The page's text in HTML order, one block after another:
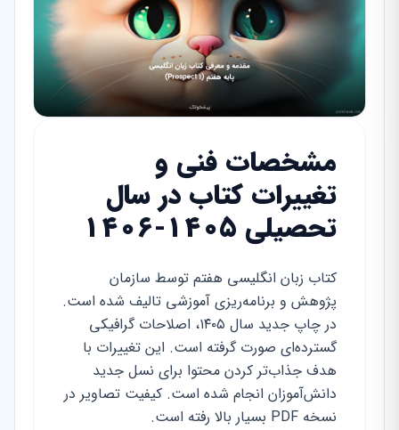
مشخصات فنی و
تغییرات کتاب در سال
تحصیلی ۱۴۰۵-۱۴۰۶
کتاب زبان انگلیسی هفتم توسط سازمان
پژوهش و برنامه‌ریزی آموزشی تالیف شده است.
در چاپ جدید سال ۱۴۰۵، اصلاحات گرافیکی
گسترده‌ای صورت گرفته است. این تغییرات با
هدف جذاب‌تر کردن محتوا برای نسل جدید
دانش‌آموزان انجام شده است. کیفیت تصاویر در
نسخه PDF بسیار بالا رفته است.